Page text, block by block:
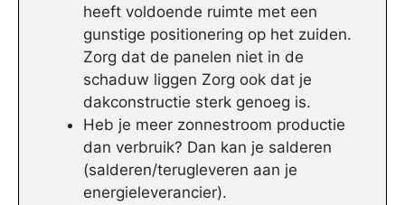
heeft voldoende ruimte met een
gunstige positionering op het zuiden.
Zorg dat de panelen niet in de
schaduw liggen Zorg ook dat je
dakconstructie sterk genoeg is.
Heb je meer zonnestroom productie
dan verbruik? Dan kan je salderen
(salderen/terugleveren aan je
energieleverancier).